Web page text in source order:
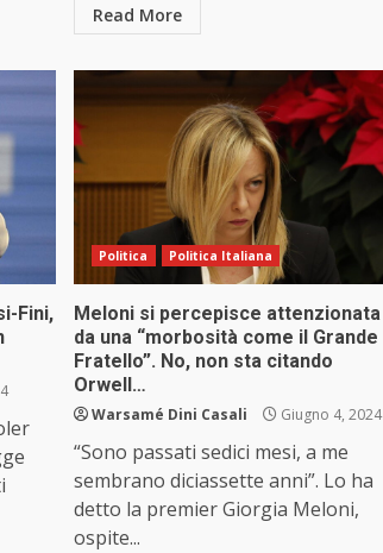
Read More
Fini,
Politica Politica Italiana
Meloni si percepisce attenzionata
da una “morbosità come il Grande
Fratello”. No, non sta citando
Orwell…
Warsamé Dini Casali Giugno 4, 2024
“Sono passati sedici mesi, a me
sembrano diciassette anni”. Lo ha
detto la premier Giorgia Meloni,
ospite...